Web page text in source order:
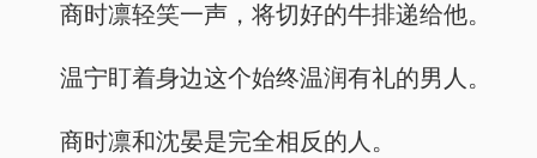
商时凛轻笑一声，将切好的牛排递给他。
温宁盯着身边这个始终温润有礼的男人。
商时凛和沈晏是完全相反的人。